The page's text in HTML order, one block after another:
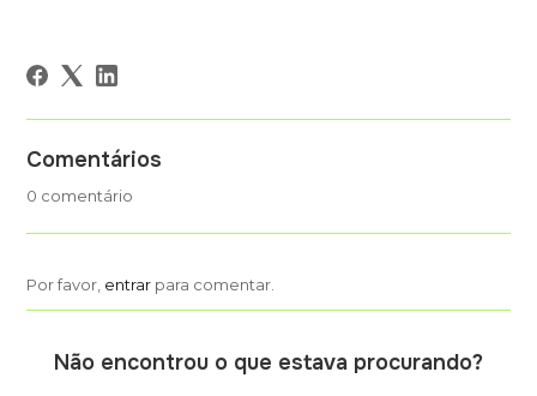
Comentários
0 comentário
Por favor, entrar para comentar.
Não encontrou o que estava procurando?